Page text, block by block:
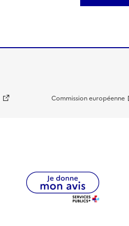
Commission européenne